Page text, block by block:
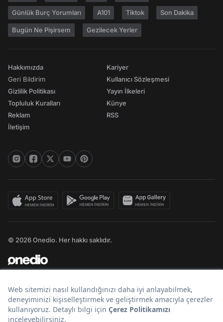
Günlük Burç Yorumları A101 Tiktok Son Dakika
Bugün Ne Pişirsem Gezilecek Yerler
Hakkımızda
Geri Bildirim
Gizlilik Politikası
Topluluk Kuralları
Reklam
İletişim
Kariyer
Kullanıcı Sözleşmesi
Yayın İlkeleri
Künye
RSS
© 2026 Onedio. Her hakkı saklıdır.
Bir markasıdır.